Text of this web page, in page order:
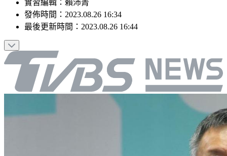
實習編輯 ： 賴沛菁
發佈時間： 2023.08.26 16:34
最後更新時間： 2023.08.26 16:44